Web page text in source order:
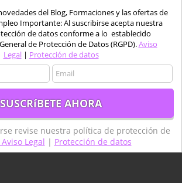
revise nuestra política de
|Aviso Legal|Protección de datos
del Blog, Formaciones y las ofertas de
Importante: Al suscribirse acepta nuestra
de datos conforme a lo establecido
de Protección de Datos (RGPD).Aviso
Legal| Protección de datos
revise nuestra política de protección de
Aviso Legal | Protección de datos